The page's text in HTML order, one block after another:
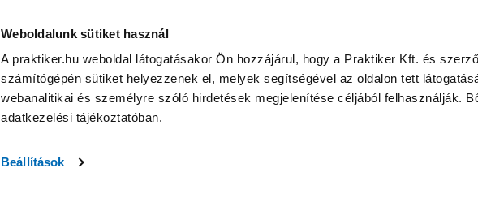
Weboldalunk sütiket használ
A praktiker.hu weboldal látogatásakor Ön hozzájárul, hogy a Praktiker Kft. és
számítógépén sütiket helyezzenek el, melyek segítségével az oldalon tett
webanalitikai és személyre szóló hirdetések megjelenítése céljából felhasználják.
adatkezelési tájékoztatóban.
Beállítások